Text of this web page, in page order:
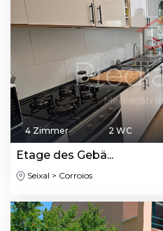
4 Zimmer 2 WC
Etage des Gebä...
Seixal > Corroios